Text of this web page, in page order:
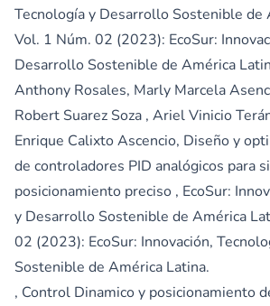
Tecnología y Desarrollo Sostenible de
Vol. 1 Núm. 02 (2023): EcoSur:
Desarrollo Sostenible de América
Anthony Rosales, Marly Marcela
Robert Suarez Soza , Ariel Vinicio
Enrique Calixto Ascencio, Diseño y
de controladores PID analógicos para
posicionamiento preciso , EcoSur:
y Desarrollo Sostenible de América
02 (2023): EcoSur: Innovación,
Sostenible de América Latina.
, Control Dinamico y posicionamiento